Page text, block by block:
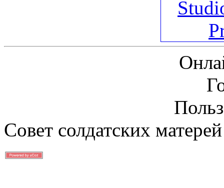
Совет солдатских